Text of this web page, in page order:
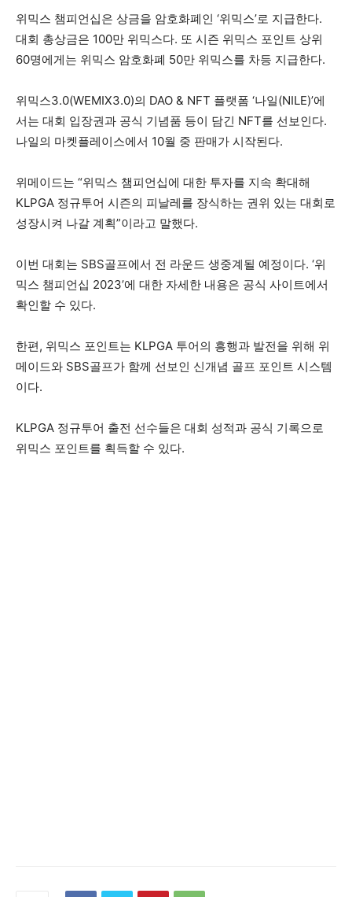
위믹스 챔피언십은 상금을 암호화폐인 ‘위믹스’로 지급한다.
대회 총상금은 100만 위믹스다. 또 시즌 위믹스 포인트 상위
60명에게는 위믹스 암호화폐 50만 위믹스를 차등 지급한다.
위믹스3.0(WEMIX3.0)의 DAO & NFT 플랫폼 ‘나일(NILE)’에
서는 대회 입장권과 공식 기념품 등이 담긴 NFT를 선보인다.
나일의 마켓플레이스에서 10월 중 판매가 시작된다.
위메이드는 “위믹스 챔피언십에 대한 투자를 지속 확대해
KLPGA 정규투어 시즌의 피날레를 장식하는 권위 있는 대회로
성장시켜 나갈 계획”이라고 말했다.
이번 대회는 SBS골프에서 전 라운드 생중계될 예정이다. ‘위
믹스 챔피언십 2023’에 대한 자세한 내용은 공식 사이트에서
확인할 수 있다.
한편, 위믹스 포인트는 KLPGA 투어의 흥행과 발전을 위해 위
메이드와 SBS골프가 함께 선보인 신개념 골프 포인트 시스템
이다.
KLPGA 정규투어 출전 선수들은 대회 성적과 공식 기록으로
위믹스 포인트를 획득할 수 있다.